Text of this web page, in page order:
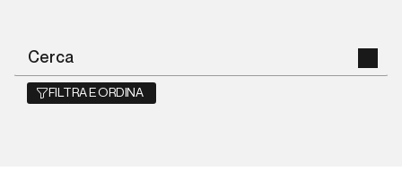
FILTRA E ORDINA